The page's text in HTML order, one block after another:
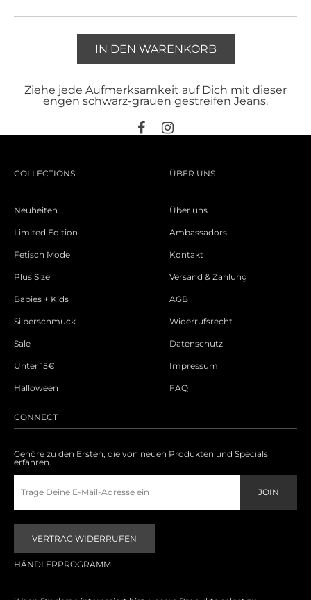
IN DEN WARENKORB
Ziehe jede Aufmerksamkeit auf Dich mit dieser
engen schwarz-grauen gestreifen Jeans.
COLLECTIONS
Neuheiten
Limited Edition
Fetisch Mode
Plus Size
Babies + Kids
Silberschmuck
Sale
Unter 15€
Halloween
ÜBER UNS
Über uns
Ambassadors
Kontakt
Versand & Zahlung
AGB
Widerrufsrecht
Datenschutz
Impressum
FAQ
CONNECT
Gehöre zu den Ersten, die von neuen Produkten und Specials
erfahren.
VERTRAG WIDERRUFEN
HÄNDLERPROGRAMM